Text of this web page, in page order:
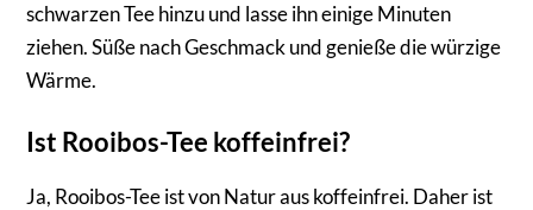
schwarzen Tee hinzu und lasse ihn einige Minuten
ziehen. Süße nach Geschmack und genieße die würzige
Wärme.
Ist Rooibos-Tee koffeinfrei?
Ja, Rooibos-Tee ist von Natur aus koffeinfrei. Daher ist